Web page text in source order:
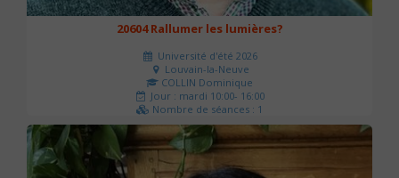
20604 Rallumer les lumières?
Université d'été 2026
Louvain-la-Neuve
COLLIN Dominique
Jour : mardi 10:00- 16:00
Nombre de séances : 1
60 €